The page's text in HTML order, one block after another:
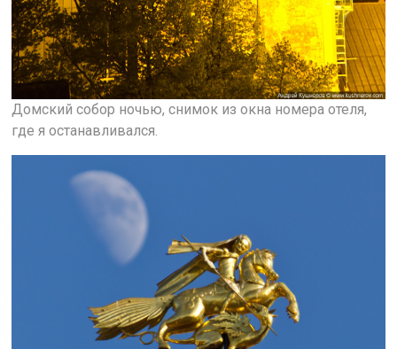
Домский собор ночью, снимок из окна номера отеля,
где я останавливался.